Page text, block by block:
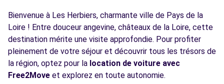
Bienvenue à Les Herbiers, charmante ville de Pays de la
Loire ! Entre douceur angevine, châteaux de la Loire, cette
destination mérite une visite approfondie. Pour profiter
pleinement de votre séjour et découvrir tous les trésors de
la région, optez pour la location de voiture avec
Free2Move et explorez en toute autonomie.